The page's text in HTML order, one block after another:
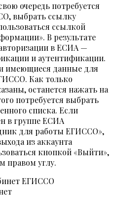
очередь потребуется
выбрать ссылку
ссылкой
В результате
в ЕСИА —
и аутентификации.
имеющиеся данные для
Как только
останется нажать на
потребуется выбрать
списка. Если
в группе ЕСИА
для работы ЕГИССО»,
из аккаунта
кнопкой «Выйти»,
правом углу.